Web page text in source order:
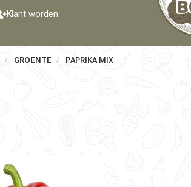
Klant worden
GROENTE PAPRIKA MIX